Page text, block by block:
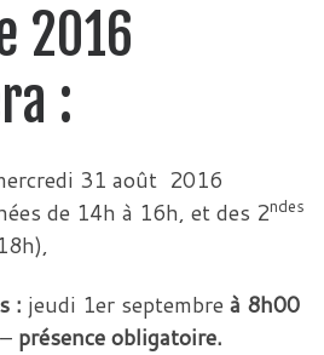
2016
:
31 août 2016
de 14h à 16h, et des 2ndes
: jeudi 1er septembre à 8h00
présence obligatoire.